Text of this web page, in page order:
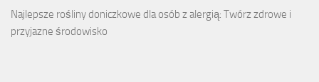
Najlepsze rośliny doniczkowe dla osób z alergią: Twórz zdrowe i
przyjazne środowisko